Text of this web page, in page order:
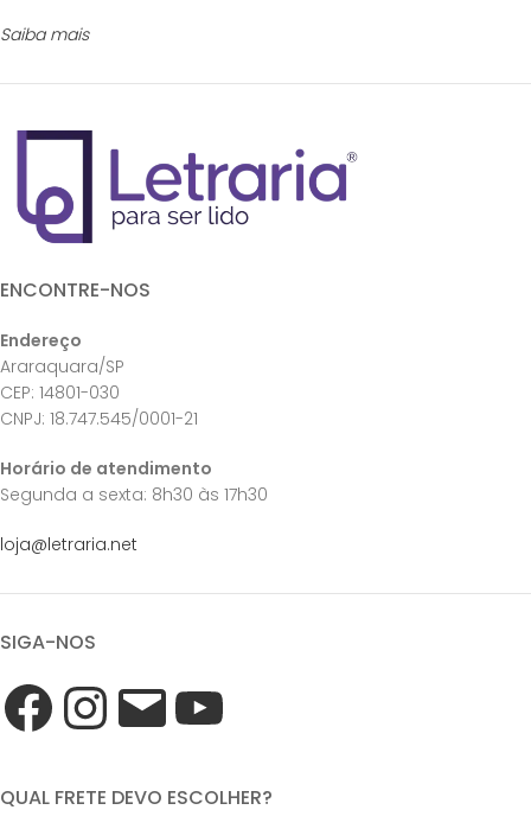
Saiba mais
ENCONTRE-NOS
Endereço
Araraquara/SP
CEP: 14801-030
CNPJ: 18.747.545/0001-21
Horário de atendimento
Segunda a sexta: 8h30 às 17h30
loja@letraria.net
SIGA-NOS
QUAL FRETE DEVO ESCOLHER?